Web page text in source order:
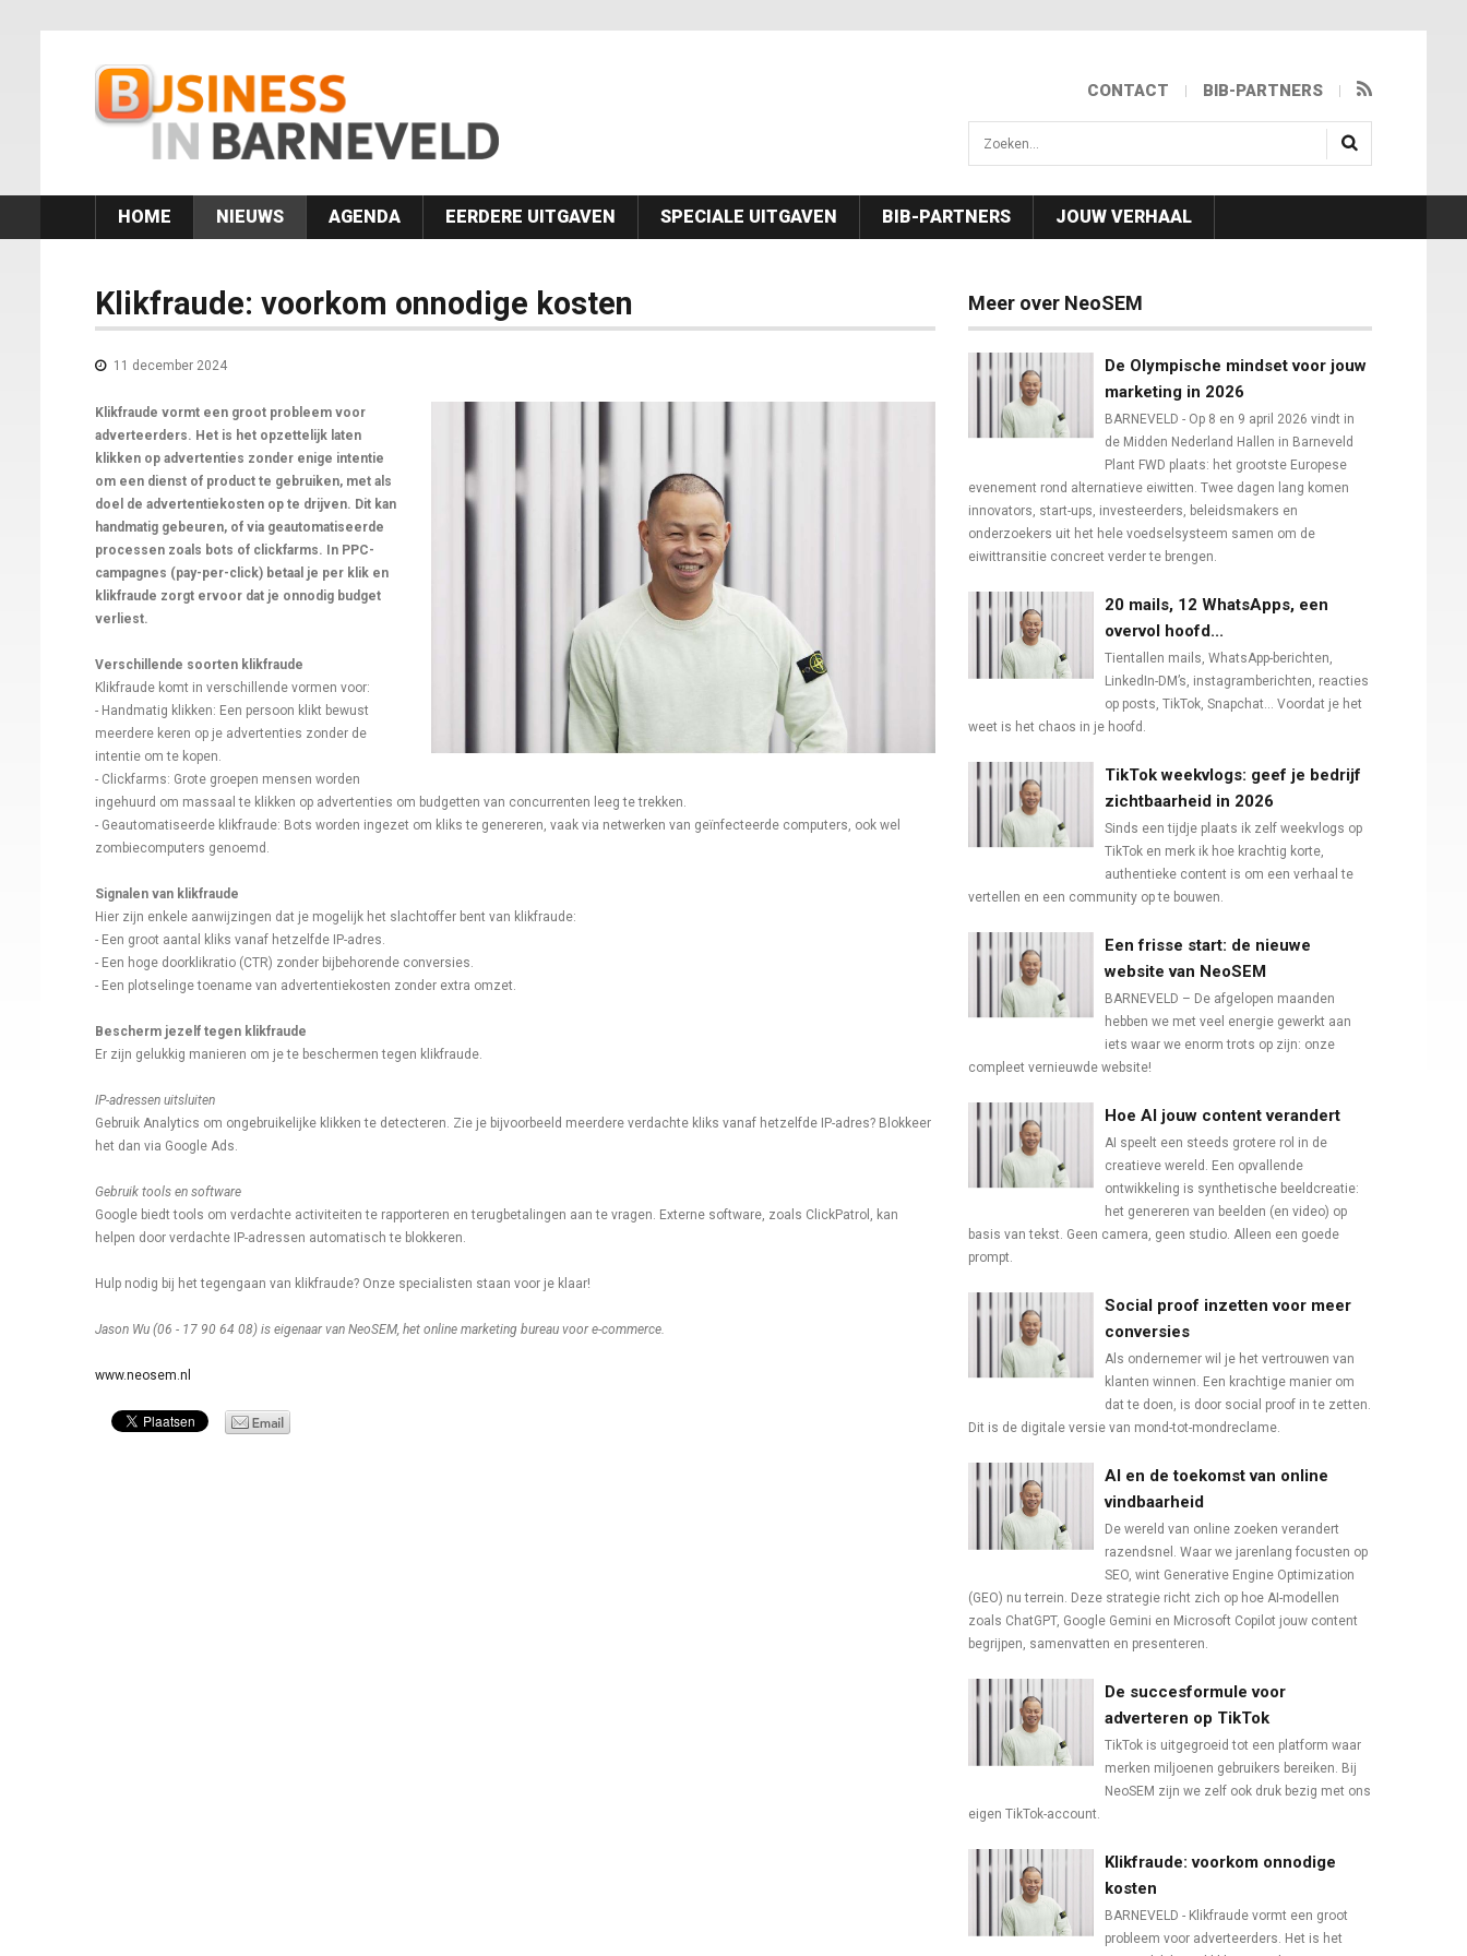
CONTACT BIB-PARTNERS
sisea.search
HOME NIEUWS AGENDA EERDERE UITGAVEN SPECIALE UITGAVEN BIB-PARTNERS JOUW VERHAAL
Klikfraude: voorkom onnodige kosten
11 december 2024
Klikfraude vormt een groot probleem voor
adverteerders. Het is het opzettelijk laten
klikken op advertenties zonder enige intentie
om een dienst of product te gebruiken, met als
doel de advertentiekosten op te drijven. Dit kan
handmatig gebeuren, of via geautomatiseerde
processen zoals bots of clickfarms. In PPC-
campagnes (pay-per-click) betaal je per klik en
klikfraude zorgt ervoor dat je onnodig budget
verliest.
Verschillende soorten klikfraude
Klikfraude komt in verschillende vormen voor:
- Handmatig klikken: Een persoon klikt bewust
meerdere keren op je advertenties zonder de
intentie om te kopen.
- Clickfarms: Grote groepen mensen worden
ingehuurd om massaal te klikken op advertenties om budgetten van concurrenten leeg te trekken.
- Geautomatiseerde klikfraude: Bots worden ingezet om kliks te genereren, vaak via netwerken van geïnfecteerde computers, ook wel
zombiecomputers genoemd.
Signalen van klikfraude
Hier zijn enkele aanwijzingen dat je mogelijk het slachtoffer bent van klikfraude:
- Een groot aantal kliks vanaf hetzelfde IP-adres.
- Een hoge doorklikratio (CTR) zonder bijbehorende conversies.
- Een plotselinge toename van advertentiekosten zonder extra omzet.
Bescherm jezelf tegen klikfraude
Er zijn gelukkig manieren om je te beschermen tegen klikfraude.
IP-adressen uitsluiten
Gebruik Analytics om ongebruikelijke klikken te detecteren. Zie je bijvoorbeeld meerdere verdachte kliks vanaf hetzelfde IP-adres? Blokkeer
het dan via Google Ads.
Gebruik tools en software
Google biedt tools om verdachte activiteiten te rapporteren en terugbetalingen aan te vragen. Externe software, zoals ClickPatrol, kan
helpen door verdachte IP-adressen automatisch te blokkeren.
Hulp nodig bij het tegengaan van klikfraude? Onze specialisten staan voor je klaar!
Jason Wu (06 - 17 90 64 08) is eigenaar van NeoSEM, het online marketing bureau voor e-commerce.
www.neosem.nl
Meer over NeoSEM
De Olympische mindset voor jouw
marketing in 2026
BARNEVELD - Op 8 en 9 april 2026 vindt in
de Midden Nederland Hallen in Barneveld
Plant FWD plaats: het grootste Europese
evenement rond alternatieve eiwitten. Twee dagen lang komen
innovators, start-ups, investeerders, beleidsmakers en
onderzoekers uit het hele voedselsysteem samen om de
eiwittransitie concreet verder te brengen.
20 mails, 12 WhatsApps, een
overvol hoofd...
Tientallen mails, WhatsApp-berichten,
LinkedIn-DM’s, instagramberichten, reacties
op posts, TikTok, Snapchat… Voordat je het
weet is het chaos in je hoofd.
TikTok weekvlogs: geef je bedrijf
zichtbaarheid in 2026
Sinds een tijdje plaats ik zelf weekvlogs op
TikTok en merk ik hoe krachtig korte,
authentieke content is om een verhaal te
vertellen en een community op te bouwen.
Een frisse start: de nieuwe
website van NeoSEM
BARNEVELD – De afgelopen maanden
hebben we met veel energie gewerkt aan
iets waar we enorm trots op zijn: onze
compleet vernieuwde website!
Hoe AI jouw content verandert
AI speelt een steeds grotere rol in de
creatieve wereld. Een opvallende
ontwikkeling is synthetische beeldcreatie:
het genereren van beelden (en video) op
basis van tekst. Geen camera, geen studio. Alleen een goede
prompt.
Social proof inzetten voor meer
conversies
Als ondernemer wil je het vertrouwen van
klanten winnen. Een krachtige manier om
dat te doen, is door social proof in te zetten.
Dit is de digitale versie van mond-tot-mondreclame.
AI en de toekomst van online
vindbaarheid
De wereld van online zoeken verandert
razendsnel. Waar we jarenlang focusten op
SEO, wint Generative Engine Optimization
(GEO) nu terrein. Deze strategie richt zich op hoe AI-modellen
zoals ChatGPT, Google Gemini en Microsoft Copilot jouw content
begrijpen, samenvatten en presenteren.
De succesformule voor
adverteren op TikTok
TikTok is uitgegroeid tot een platform waar
merken miljoenen gebruikers bereiken. Bij
NeoSEM zijn we zelf ook druk bezig met ons
eigen TikTok-account.
Klikfraude: voorkom onnodige
kosten
BARNEVELD - Klikfraude vormt een groot
probleem voor adverteerders. Het is het